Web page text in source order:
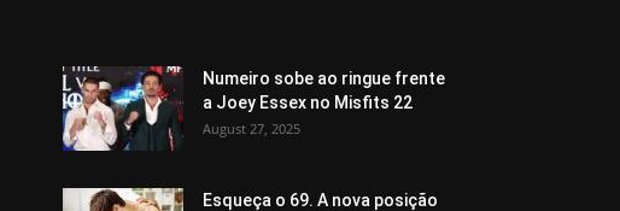
Numeiro sobe ao ringue frente
a Joey Essex no Misfits 22
August 27, 2025
Esqueça o 69. A nova posição